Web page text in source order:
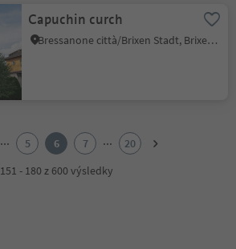
Capuchin curch
Bressanone città/Brixen Stadt, Brixen/Bressanone, Brixen/Bressanone and environs
... 5 6 7 ...
20
151 - 180 z 600 výsledky